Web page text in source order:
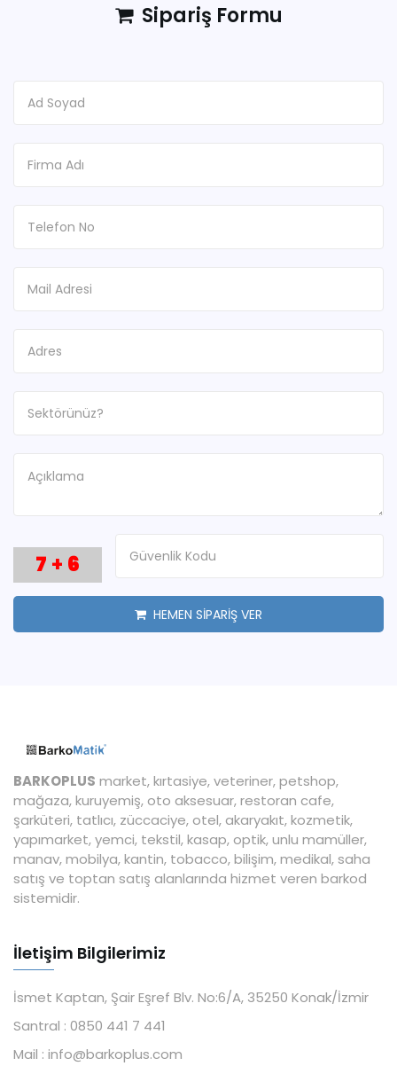
Sipariş Formu
7 + 6
HEMEN SİPARİŞ VER
BARKOPLUS market, kırtasiye, veteriner, petshop,
mağaza, kuruyemiş, oto aksesuar, restoran cafe,
şarküteri, tatlıcı, züccaciye, otel, akaryakıt, kozmetik,
yapımarket, yemci, tekstil, kasap, optik, unlu mamüller,
manav, mobilya, kantin, tobacco, bilişim, medikal, saha
satış ve toptan satış alanlarında hizmet veren barkod
sistemidir.
İletişim Bilgilerimiz
İsmet Kaptan, Şair Eşref Blv. No:6/A, 35250 Konak/İzmir
Santral : 0850 441 7 441
Mail : info@barkoplus.com